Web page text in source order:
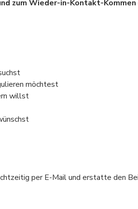
zum Wieder-in-Kontakt-Kommen
möchtest
willst
per E-Mail und erstatte den